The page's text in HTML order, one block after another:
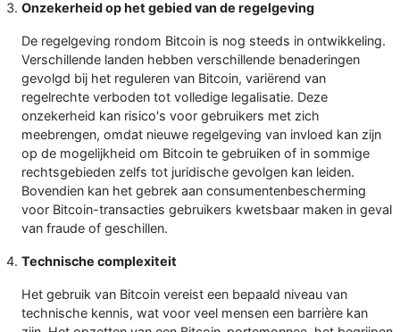
Onzekerheid op het gebied van de regelgeving
De regelgeving rondom Bitcoin is nog steeds in ontwikkeling.
Verschillende landen hebben verschillende benaderingen
gevolgd bij het reguleren van Bitcoin, variërend van
regelrechte verboden tot volledige legalisatie. Deze
onzekerheid kan risico's voor gebruikers met zich
meebrengen, omdat nieuwe regelgeving van invloed kan zijn
op de mogelijkheid om Bitcoin te gebruiken of in sommige
rechtsgebieden zelfs tot juridische gevolgen kan leiden.
Bovendien kan het gebrek aan consumentenbescherming
voor Bitcoin-transacties gebruikers kwetsbaar maken in geval
van fraude of geschillen.
Technische complexiteit
Het gebruik van Bitcoin vereist een bepaald niveau van
technische kennis, wat voor veel mensen een barrière kan